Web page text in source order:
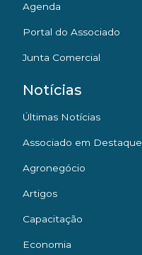
Agenda
Portal do Associado
Junta Comercial
Notícias
Últimas Notícias
Associado em Destaque
Agronegócio
Artigos
Capacitação
Economia